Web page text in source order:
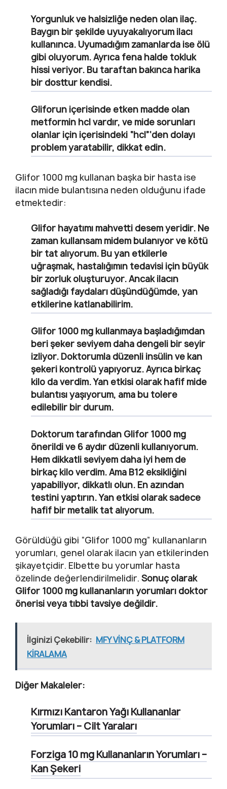
Yorgunluk ve halsizliğe neden olan ilaç.
Baygın bir şekilde uyuyakalıyorum ilacı
kullanınca. Uyumadığım zamanlarda ise ölü
gibi oluyorum. Ayrıca fena halde tokluk
hissi veriyor. Bu taraftan bakınca harika
bir dosttur kendisi.
Gliforun içerisinde etken madde olan
metformin hcl vardır, ve mide sorunları
olanlar için içerisindeki “hcl”‘den dolayı
problem yaratabilir, dikkat edin.
Glifor 1000 mg kullanan başka bir hasta ise
ilacın mide bulantısına neden olduğunu ifade
etmektedir:
Glifor hayatımı mahvetti desem yeridir. Ne
zaman kullansam midem bulanıyor ve kötü
bir tat alıyorum. Bu yan etkilerle
uğraşmak, hastalığımın tedavisi için büyük
bir zorluk oluşturuyor. Ancak ilacın
sağladığı faydaları düşündüğümde, yan
etkilerine katlanabilirim.
Glifor 1000 mg kullanmaya başladığımdan
beri şeker seviyem daha dengeli bir seyir
izliyor. Doktorumla düzenli insülin ve kan
şekeri kontrolü yapıyoruz. Ayrıca birkaç
kilo da verdim. Yan etkisi olarak hafif mide
bulantısı yaşıyorum, ama bu tolere
edilebilir bir durum.
Doktorum tarafından Glifor 1000 mg
önerildi ve 6 aydır düzenli kullanıyorum.
Hem dikkatli seviyem daha iyi hem de
birkaç kilo verdim. Ama B12 eksikliğini
yapabiliyor, dikkatlı olun. En azından
testini yaptırın. Yan etkisi olarak sadece
hafif bir metalik tat alıyorum.
Görüldüğü gibi “Glifor 1000 mg” kullananların
yorumları, genel olarak ilacın yan etkilerinden
şikayetçidir. Elbette bu yorumlar hasta
özelinde değerlendirilmelidir. Sonuç olarak
Glifor 1000 mg kullananların yorumları doktor
önerisi veya tıbbi tavsiye değildir.
İlginizi Çekebilir: MFY VİNÇ & PLATFORM
KİRALAMA
Diğer Makaleler:
Kırmızı Kantaron Yağı Kullananlar
Yorumları – Cilt Yaraları
Forziga 10 mg Kullananların Yorumları –
Kan Şekeri